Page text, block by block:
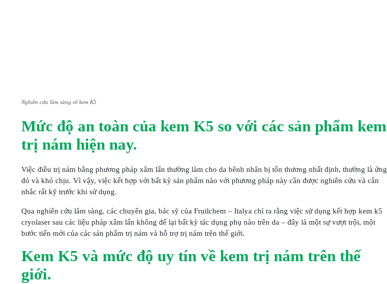
Nghiên cứu lâm sàng về kem K5
Mức độ an toàn của kem K5 so với các sản phẩm kem
trị nám hiện nay.
Việc điều trị nám bằng phương pháp xâm lấn thường làm cho da bênh nhân bị tổn thương nhất định, thường là ửng
đỏ và khó chịu. Vì vậy, việc kết hợp với bất kỳ sản phẩm nào với phương pháp này cần được nghiên cứu và cân
nhắc rất kỹ trước khi sử dụng.
Qua nghiên cứu lâm sàng, các chuyên gia, bác sỹ của Fruilchem – Italya chỉ ra rằng việc sử dụng kết hợp kem k5
cryolaser sau các liệu pháp xâm lấn không để lại bất kỳ tác dụng phụ nào trên da – đây là một sự vượt trội, một
bước tiến mới của các sản phẩm trị nám và hỗ trợ trị nám trên thế giới.
Kem K5 và mức độ uy tín về kem trị nám trên thế
giới.